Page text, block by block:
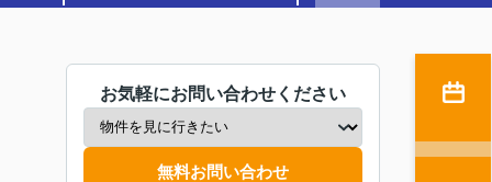
お気軽にお問い合わせください
無料お問い合わせ